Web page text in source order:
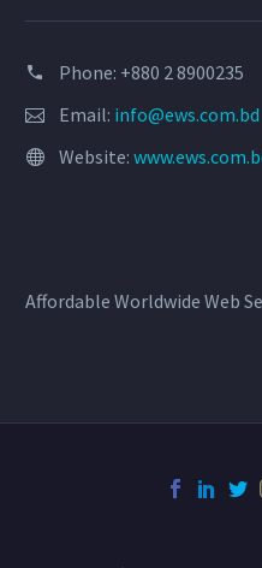
Phone: +880 2 8900235
Email: info@ews.com.bd
Website:
Affordable Worldwide Web